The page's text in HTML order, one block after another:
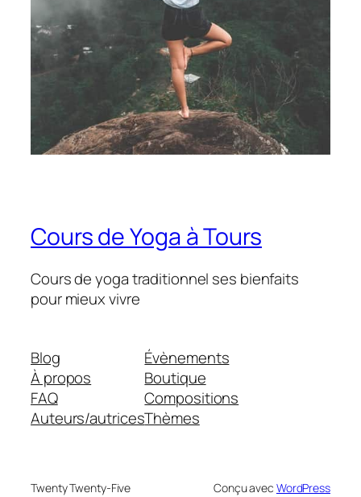
Cours de Yoga à Tours
Cours de yoga traditionnel ses bienfaits
pour mieux vivre
Blog
À propos
FAQ
Auteurs/autrices
Évènements
Boutique
Compositions
Thèmes
Twenty Twenty-Five Conçu avec WordPress